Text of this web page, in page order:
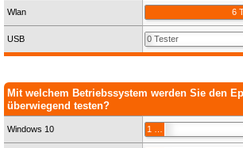
Wlan 6
USB 0 Tester
Mit welchem Betriebssystem werden Sie den
überwiegend testen?
Windows 10